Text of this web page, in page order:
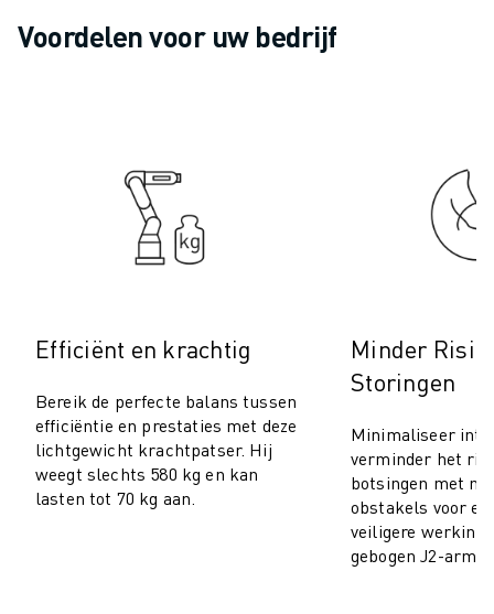
ROBOSHOT TOTAL COST OF OWNERSHIP
ROBOCUT PREVENTIEF ONDERHOUD
ROBOCUT DUURZAAMHEID
SMART FACTORY OPLOSSINGEN
CASE STUDIES
INDUSTRIEËN
ALLE INDUSTRIEËN
LUCHTVAART
AUTOMOTIVE
ELEKTRISCHE VOERTUIGEN
Voordelen voor uw bedrijf
Efficiënt en krachtig
Bereik de perfecte balans tussen
efficiëntie en prestaties met deze
lichtgewicht krachtpatser. Hij
weegt slechts 580 kg en kan
lasten tot 70 kg aan.
Minder
Storingen
Minimaliseer
verminder het
botsingen met
obstakels voor
veiligere werking
gebogen J2-arm.